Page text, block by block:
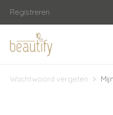
Registreren
Wachtwoord vergeten